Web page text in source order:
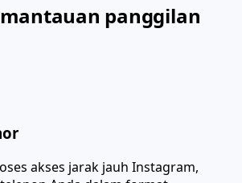
panggilan
akses jarak jauh Instagram,